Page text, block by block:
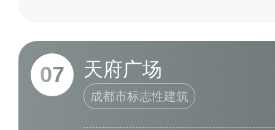
07 天府广场
成都市标志性建筑